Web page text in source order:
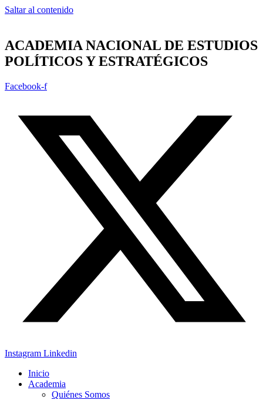
Saltar al contenido
ACADEMIA NACIONAL DE ESTUDIOS
POLÍTICOS Y ESTRATÉGICOS
Facebook-f
Instagram Linkedin
Inicio
Academia
Quiénes Somos